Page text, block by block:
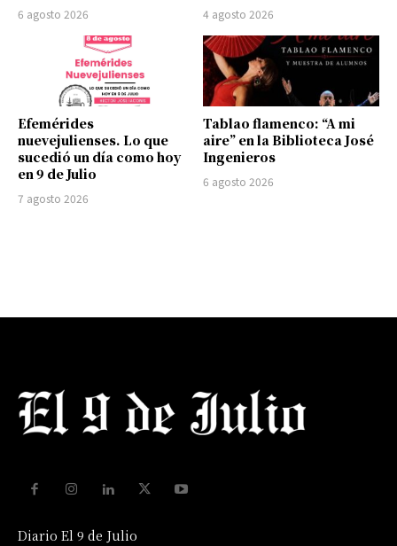
6 agosto 2026 4 agosto 2026
Efemérides
nuevejulienses. Lo que
sucedió un día como hoy
en 9 de Julio
7 agosto 2026
Tablao flamenco: “A mi
aire” en la Biblioteca José
Ingenieros
6 agosto 2026
Diario El 9 de Julio